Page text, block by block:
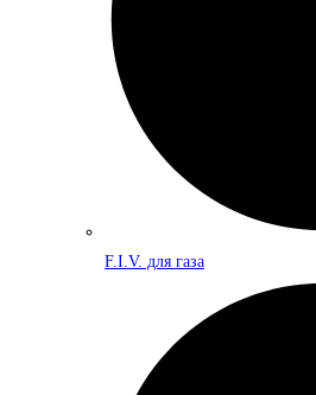
F.I.V. для газа